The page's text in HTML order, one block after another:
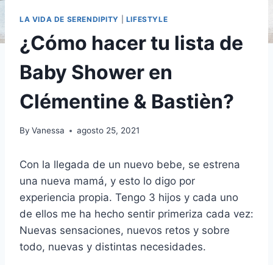
LA VIDA DE SERENDIPITY LIFESTYLE
¿Cómo hacer tu lista de
Baby Shower en
Clémentine & Bastièn?
By Vanessa agosto 25, 2021
Con la llegada de un nuevo bebe, se estrena
una nueva mamá, y esto lo digo por
experiencia propia. Tengo 3 hijos y cada uno
de ellos me ha hecho sentir primeriza cada vez:
Nuevas sensaciones, nuevos retos y sobre
todo, nuevas y distintas necesidades.